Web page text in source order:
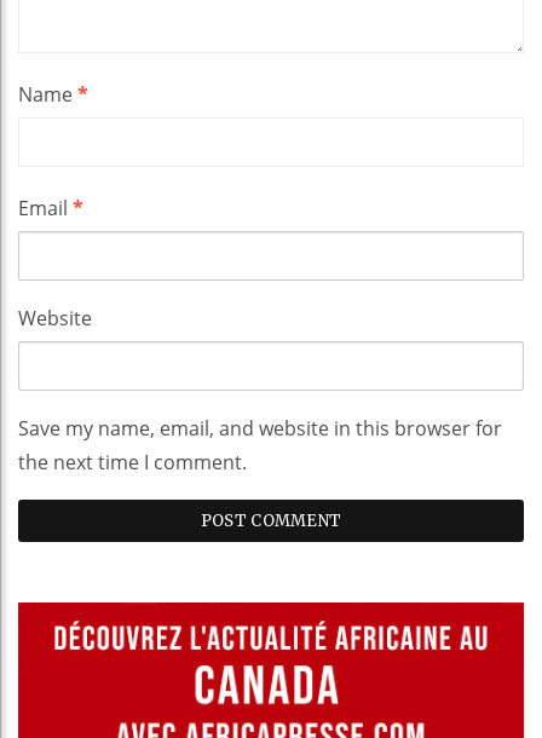
Name*
Email *
Website
Save my name, email, and website in this browser for
the next time I comment.